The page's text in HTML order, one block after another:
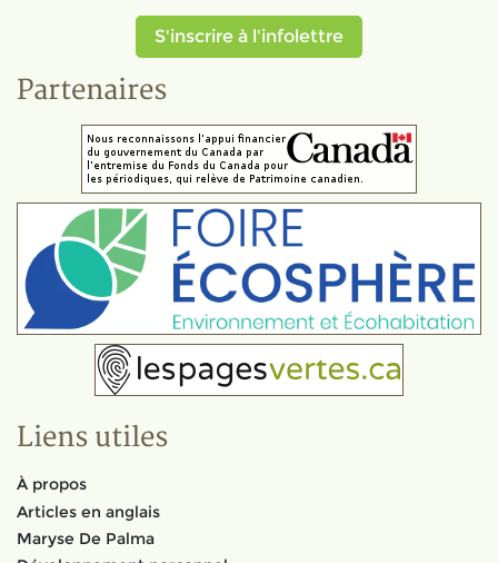
S'inscrire à l'infolettre
Partenaires
Liens utiles
À propos
Articles en anglais
Maryse De Palma